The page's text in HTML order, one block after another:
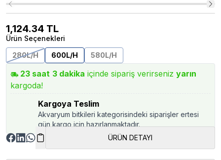
1,124.34 TL
Ürün Seçenekleri
280L/H
600L/H 580L/H
23 saat 3 dakika içinde sipariş verirseniz yarın
kargoda!
Kargoya Teslim
Akvaryum bitkileri kategorisindeki siparişler ertesi
gün kargo için hazırlanmaktadır.
ÜRÜN DETAYI